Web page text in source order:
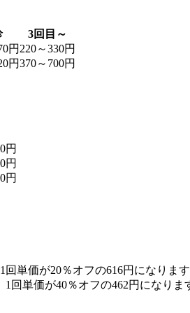
3回目～
円 220～330円
円370～700円
円
円
円
回単価が20％オフの616円 になりま
1回単価が40％オフの462円 になりま